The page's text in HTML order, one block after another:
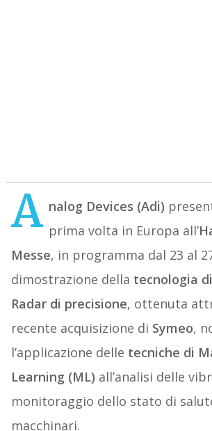
A nalog Devices (Adi)
prima volta in Europa all’
Messe, in programma dal 23 al
dimostrazione della tecnologia
Radar di precisione, ottenuta
recente acquisizione di Symeo,
l’applicazione delle tecniche di
Learning (ML) all’analisi delle
monitoraggio dello stato di
macchinari.